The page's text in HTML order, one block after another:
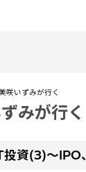
咲いずみが行く
みが行く
資(3)～IPO